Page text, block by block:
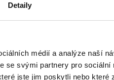
Detaily
médií a analýze naší
svými partnery pro sociální
jste jim poskytli nebo které